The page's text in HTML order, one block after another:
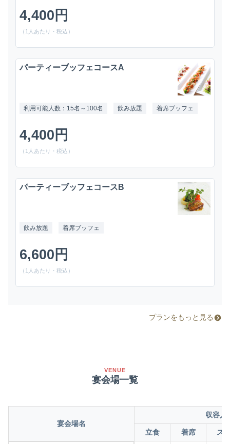
4,400円
（1人あたり・税込）
パーティーブッフェコースA
利用可能人数：15名～100名 飲み放題 着席ブッフェ
4,400円
（1人あたり・税込）
パーティーブッフェコースB
飲み放題 着席ブッフェ
6,600円
（1人あたり・税込）
プランをもっと見る
VENUE
宴会場一覧
宴会場名
収容人
立食 着席 ス